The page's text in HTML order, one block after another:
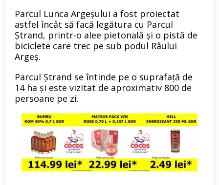
Parcul Lunca Argeșului a fost proiectat
astfel încât să facă legătura cu Parcul
Ștrand, printr-o alee pietonală și o pistă de
biciclete care trec pe sub podul Râului
Argeș.
Parcul Ștrand se întinde pe o suprafață de
14 ha și este vizitat de aproximativ 800 de
persoane pe zi.